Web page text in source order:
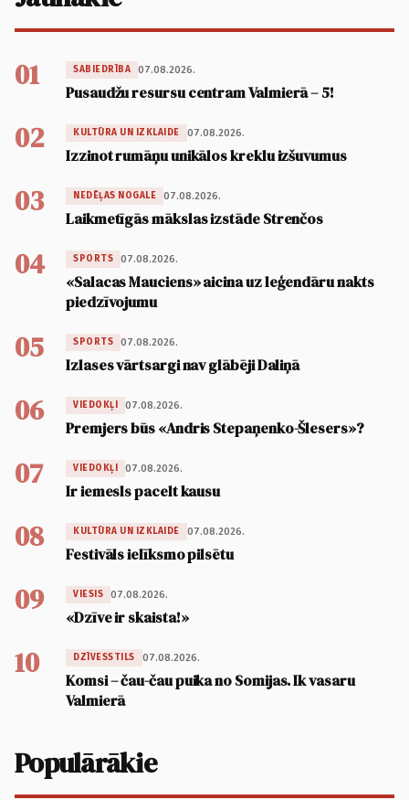
01 SABIEDRĪBA 07.08.2026.
Pusaudžu resursu centram Valmierā – 5!
02 KULTŪRA UN IZKLAIDE 07.08.2026.
Izzinot rumāņu unikālos kreklu izšuvumus
03 NEDĒĻAS NOGALE 07.08.2026.
Laikmetīgās mākslas izstāde Strenčos
04 SPORTS 07.08.2026.
«Salacas Mauciens» aicina uz leģendāru nakts
piedzīvojumu
05 SPORTS 07.08.2026.
Izlases vārtsargi nav glābēji Daliņā
06 VIEDOKĻI 07.08.2026.
Premjers būs «Andris Stepaņenko-Šlesers»?
07 VIEDOKĻI 07.08.2026.
Ir iemesls pacelt kausu
08 KULTŪRA UN IZKLAIDE 07.08.2026.
Festivāls ielīksmo pilsētu
09 VIESIS 07.08.2026.
«Dzīve ir skaista!»
10 DZĪVESSTILS 07.08.2026.
Komsi – čau-čau puika no Somijas. Ik vasaru
Valmierā
Populārākie